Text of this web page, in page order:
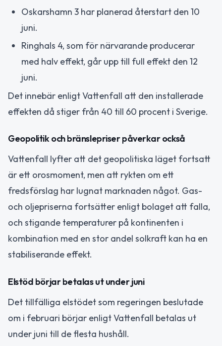
Oskarshamn 3 har planerad återstart den 10
juni.
Ringhals 4, som för närvarande producerar
med halv effekt, går upp till full effekt den 12
juni.
Det innebär enligt Vattenfall att den installerade
effekten då stiger från 40 till 60 procent i Sverige.
Geopolitik och bränslepriser påverkar också
Vattenfall lyfter att det geopolitiska läget fortsatt
är ett orosmoment, men att rykten om ett
fredsförslag har lugnat marknaden något. Gas-
och oljepriserna fortsätter enligt bolaget att falla,
och stigande temperaturer på kontinenten i
kombination med en stor andel solkraft kan ha en
stabiliserande effekt.
Elstöd börjar betalas ut under juni
Det tillfälliga elstödet som regeringen beslutade
om i februari börjar enligt Vattenfall betalas ut
under juni till de flesta hushåll.